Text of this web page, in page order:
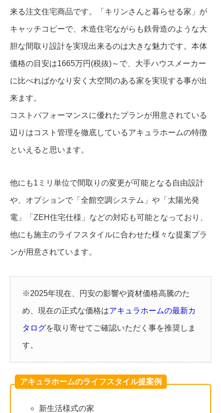
来る注文住宅商品です。「キリンさんと暮らせる家」が
キャッチコピーで、木造住宅ながらも鉄骨造のような大
胆な間取り設計を実現出来るのは大きな魅力です。本体
価格の目安は1665万円(税抜)～で、大手ハウスメーカー
に比べればかなり安く大空間のある家を実現する事が出
来ます。
コストパフォーマンスに優れたプランが用意されている
辺りはコスト管理を徹底しているアキュラホームの特徴
といえると思います。
他にも1ミリ単位で間取りの変更が可能となる自由設計
や、オプションで「全館空調システム」や「太陽光発
電」「ZEH住宅仕様」などの対応も可能となっており、
他にも施主のライフスタイルに合わせた様々な提案プラ
ンが用意されています。
※2025年現在、円安の影響や資材価格高騰のた
め、現在の正式な価格はアキュラホームの最新カ
タログを取り寄せてご確認いただく事を推奨しま
す。
アキュラホームのライフスタイル提案例
新生活様式の家